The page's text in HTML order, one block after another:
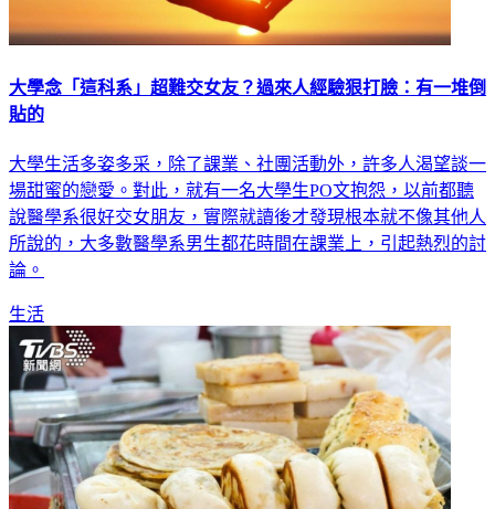
大學念「這科系」超難交女友？過來人經驗狠打臉：有一堆倒
貼的
大學生活多姿多采，除了課業、社團活動外，許多人渴望談一
場甜蜜的戀愛。對此，就有一名大學生PO文抱怨，以前都聽
說醫學系很好交女朋友，實際就讀後才發現根本就不像其他人
所說的，大多數醫學系男生都花時間在課業上，引起熱烈的討
論。
生活